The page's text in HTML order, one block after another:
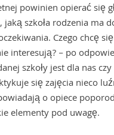
powinien opierać się
szkoła rodzenia ma
Czego chcę
interesują? – po
szkoły jest dla nas czy
się zajęcia nieco
o opiece
elementy pod uwagę.